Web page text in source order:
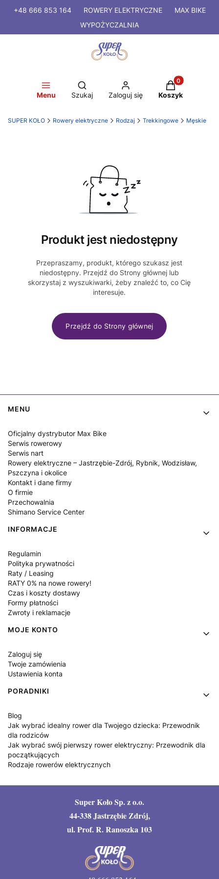
+48 666 853 164 ROWERYELEKTRYCZNE
MAX BIKE
WYPOŻYCZALNIA
Menu
Otwórz wyszukiwarkę
Szukaj Zaloguj się
Produkty w
Koszyk
SUPER KOŁO Rowery elektryczne Rodzaj Trekkingowe Męskie
Produkt jest niedostępny
Przepraszamy, produkt, którego szukasz jest
niedostępny. Przejdź do Strony głównej lub
skorzystaj z wyszukiwarki, żeby znaleźć to, co Cię
interesuje.
Przejdź do Strony głównej
Linki w stopce
MENU
Oficjalny dystrybutor Max Bike
Serwis rowerowy
Serwis nart
Rowery elektryczne – Jastrzębie-Zdrój, Rybnik, Wodzisław,
Pszczyna i okolice
Kontakt i dane firmy
O firmie
Przechowalnia
Shimano Service Center
INFORMACJE
Regulamin
Polityka prywatności
Raty / Leasing
RATY 0% na nowe rowery!
Czas i koszty dostawy
Formy płatności
Zwroty i reklamacje
MOJE KONTO
Zaloguj się
Twoje zamówienia
Ustawienia konta
PORADNIKI
Blog
Jak wybrać idealny rower dla Twojego dziecka: Przewodnik
dla rodziców
Jak wybrać swój pierwszy rower elektryczny: Przewodnik dla
początkujących
Rodzaje rowerów elektrycznych
Super Koło Sp. z o.o.
44-338 Jastrzębie Zdrój,
ul. Prof. R. Ranoszka 103